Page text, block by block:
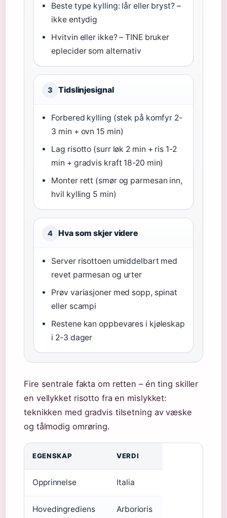
Beste type kylling: lår eller bryst? –
ikke entydig
Hvitvin eller ikke? – TINE bruker
eplecider som alternativ
3 Tidslinjesignal
Forbered kylling (stek på komfyr 2-
3 min + ovn 15 min)
Lag risotto (surr løk 2 min + ris 1-2
min + gradvis kraft 18-20 min)
Monter rett (smør og parmesan inn,
hvil kylling 5 min)
4 Hva som skjer videre
Server risottoen umiddelbart med
revet parmesan og urter
Prøv variasjoner med sopp, spinat
eller scampi
Restene kan oppbevares i kjøleskap
i 2-3 dager
Fire sentrale fakta om retten – én ting skiller
en vellykket risotto fra en mislykket:
teknikken med gradvis tilsetning av væske
og tålmodig omrøring.
EGENSKAP VERDI
Opprinnelse Italia
Hovedingrediens Arborioris